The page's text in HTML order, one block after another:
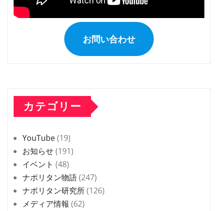
お問い合わせ
カテゴリー
YouTube(19)
お知らせ(191)
イベント (48)
ナポリタン物語(247)
ナポリタン研究所(126)
メディア情報 (62)